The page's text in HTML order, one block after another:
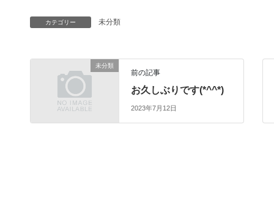
カテゴリー 未分類
未分類
前の記事
お久しぶりです(*^^*)
2023年7月12日